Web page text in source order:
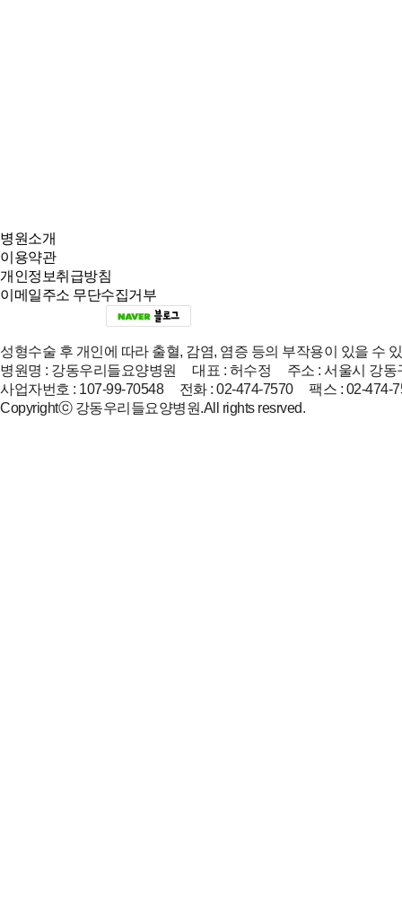
병원소개
이용약관
개인정보취급방침
이메일주소 무단수집거부
성형수술 후 개인에 따라 출혈, 감염, 염증 등의 부작용이 있을 수
병원명 : 강동우리들요양병원 대표 : 허수정 주소 : 서울시 강동
사업자번호 : 107-99-70548 전화 : 02-474-7570 팩스 : 02-474-
Copyrightⓒ 강동우리들요양병원.All rights resrved.